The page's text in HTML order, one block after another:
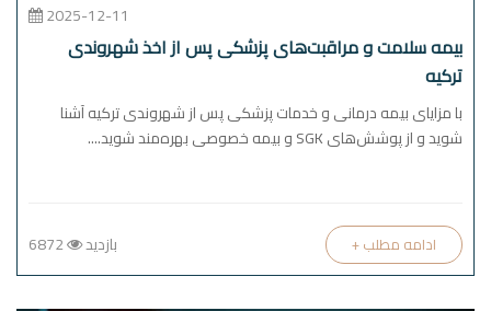
2025-12-11
بیمه سلامت و مراقبت‌های پزشکی پس از اخذ شهروندی
ترکیه
با مزایای بیمه درمانی و خدمات پزشکی پس از شهروندی ترکیه آشنا
شوید و از پوشش‌های SGK و بیمه خصوصی بهره‌مند شوید....
بازدید + ادامه مطلب